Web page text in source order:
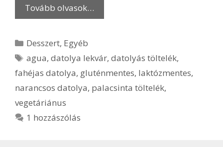
Tovább olvasok…
Kategória
Desszert, Egyéb
Címkék
agua,datolya lekvár,datolyás töltelék,
fahéjas datolya, gluténmentes, laktózmentes,
narancsos datolya, palacsinta töltelék,
vegetáriánus
1 hozzászólás